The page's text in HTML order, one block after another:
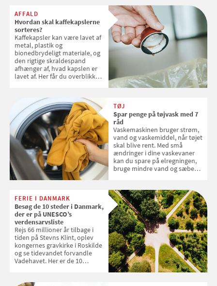
AFFALD
Hvordan skal kaffekapslerne
sorteres?
Kaffekapsler kan være lavet af
metal, plastik og
bionedbrydeligt materiale, og
den rigtige skraldespand
afhænger af, hvad kapslen er
lavet af. Her får du overblikket
TØJ
Spar penge på tøjvask med 7
råd
Vaskemaskinen bruger strøm,
vand og vaskemiddel, når tøjet
skal blive rent. Med små
ændringer i dine vaskevaner
kan du spare på elregningen,
bruge mindre vand og sæbe
enkle råd til at spare penge på
tøjvasken
FERIE I DANMARK
Besøg de 10 steder i Danmark,
der er på UNESCO’s
verdensarvsliste
Rejs 66 millioner år tilbage i
tiden på Stevns Klint, oplev
kongernes gravkirke i Roskilde
og se tidevandet forvandle
Vadehavet. Her er de 10